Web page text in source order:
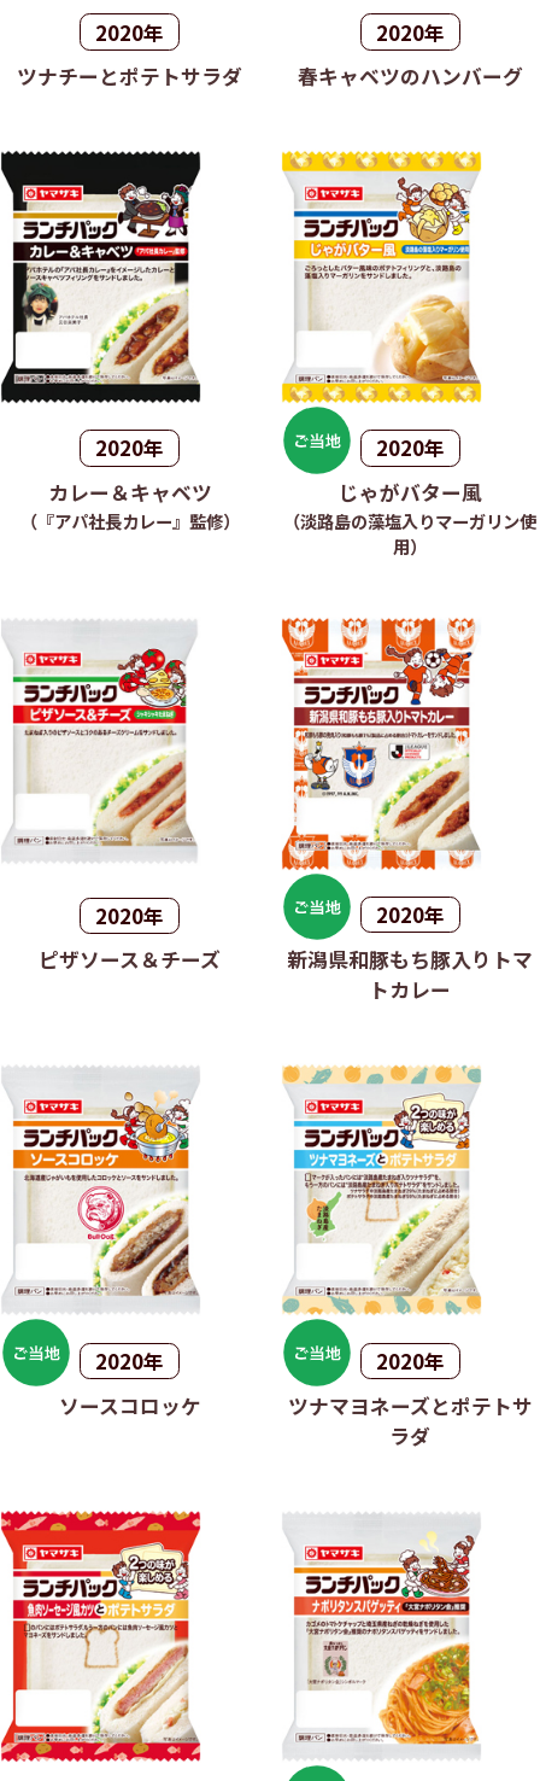
2020年
ツナチーとポテトサラダ
2020年
春キャベツのハンバーグ
2020年
カレー＆キャベツ
（『アパ社長カレー』監修）
2020年
じゃがバター風
（淡路島の藻塩入りマーガリン使
用）
2020年
ピザソース＆チーズ
2020年
新潟県和豚もち豚入りトマ
トカレー
2020年
ソースコロッケ
2020年
ツナマヨネーズとポテトサ
ラダ